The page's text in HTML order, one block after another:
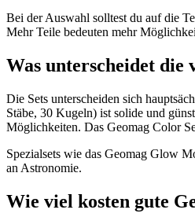
Bei der Auswahl solltest du auf die
Mehr Teile bedeuten mehr
Was unterscheidet die
Die Sets unterscheiden sich
Stäbe, 30 Kugeln) ist solide und
Möglichkeiten. Das Geomag Color
Spezialsets wie das Geomag Glow
an Astronomie.
Wie viel kosten gute